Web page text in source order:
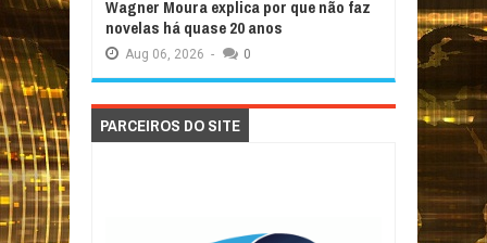
Wagner Moura explica por que não faz
novelas há quase 20 anos
Aug 06, 2026 - 0
PARCEIROS DO SITE